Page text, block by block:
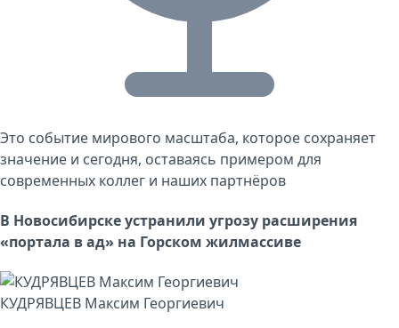
Это событие мирового масштаба, которое сохраняет
значение и сегодня, оставаясь примером для
современных коллег и наших партнёров
В Новосибирске устранили угрозу расширения
«портала в ад» на Горском жилмассиве
КУДРЯВЦЕВ Максим Георгиевич